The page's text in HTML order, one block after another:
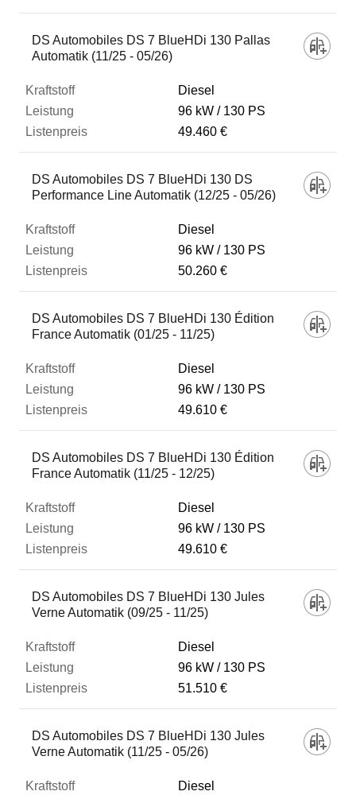
DS Automobiles DS 7 BlueHDi 130 Pallas
Automatik (11/25 - 05/26)
Diesel
96 kW
130 PS
49.460 €
DS Automobiles DS 7 BlueHDi 130 DS
Performance Line Automatik (12/25 - 05/26)
Diesel
96 kW
130 PS
50.260 €
DS Automobiles DS 7 BlueHDi 130 Édition
France Automatik (01/25 - 11/25)
Diesel
96 kW
130 PS
49.610 €
DS Automobiles DS 7 BlueHDi 130 Édition
France Automatik (11/25 - 12/25)
Diesel
96 kW
130 PS
49.610 €
DS Automobiles DS 7 BlueHDi 130 Jules
Verne Automatik (09/25 - 11/25)
Diesel
96 kW
130 PS
51.510 €
DS Automobiles DS 7 BlueHDi 130 Jules
Verne Automatik (11/25 - 05/26)
Diesel